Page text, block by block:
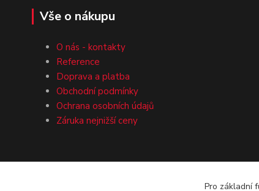
Vše o nákupu
O nás - kontakty
Reference
Doprava a platba
Obchodní podmínky
Ochrana osobních údajů
Záruka nejnižší ceny
Pro základní